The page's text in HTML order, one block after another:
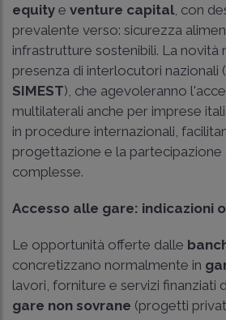
equity e venture capital, con
prevalente verso: sicurezza
infrastrutture sostenibili. La novità
presenza di interlocutori nazionali (
SIMEST), che agevoleranno
multilaterali anche per imprese
in procedure internazionali,
progettazione e la partecipazione
complesse.
Accesso alle gare: indicazioni
Le opportunità offerte dalle
concretizzano normalmente in
lavori, forniture e servizi finanziati
gare non sovrane (progetti